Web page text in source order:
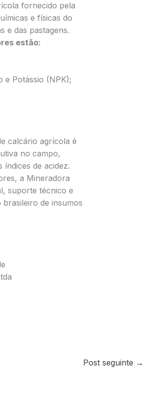
fornecido pela
e físicas do
e das pastagens.
estão:
e Potássio (NPK);
calcário agrícola é
no campo,
de acidez.
a Mineradora
suporte técnico e
de insumos
Post seguinte →